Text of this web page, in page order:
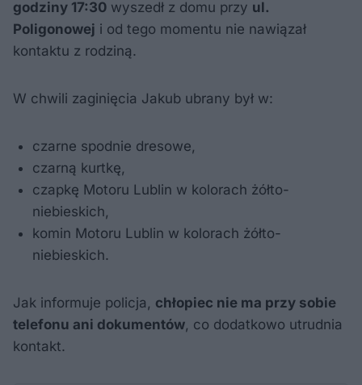
godziny 17:30 wyszedł z domu przy ul.
Poligonowej i od tego momentu nie nawiązał
kontaktu z rodziną.
W chwili zaginięcia Jakub ubrany był w:
czarne spodnie dresowe,
czarną kurtkę,
czapkę Motoru Lublin w kolorach żółto-
niebieskich,
komin Motoru Lublin w kolorach żółto-
niebieskich.
Jak informuje policja, chłopiec nie ma przy sobie
telefonu ani dokumentów , co dodatkowo utrudnia
kontakt.